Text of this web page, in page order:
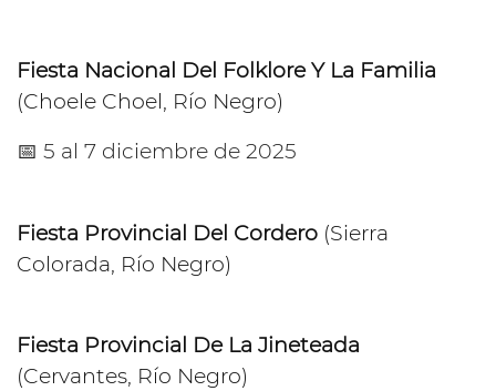
Fiesta Nacional Del Folklore Y La Familia
(Choele Choel, Río Negro)
📅 5 al 7 diciembre de 2025
Fiesta Provincial Del Cordero (Sierra
Colorada, Río Negro)
Fiesta Provincial De La Jineteada
(Cervantes, Río Negro)